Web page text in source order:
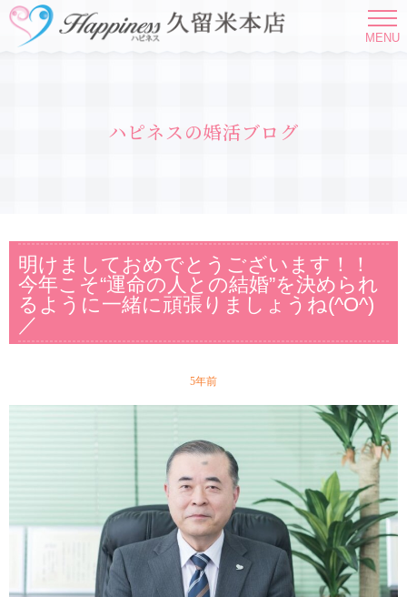
MENU
ハピネスの婚活ブログ
明けましておめでとうございます！！
今年こそ“運命の人との結婚”を決められ
るように一緒に頑張りましょうね(^O^)
／
5年前